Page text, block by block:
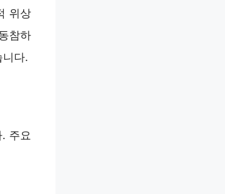
위상
참하
다.
주요